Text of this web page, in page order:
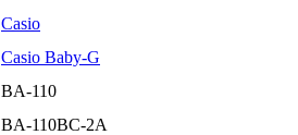
Casio
Casio Baby-G
BA-110
BA-110BC-2A